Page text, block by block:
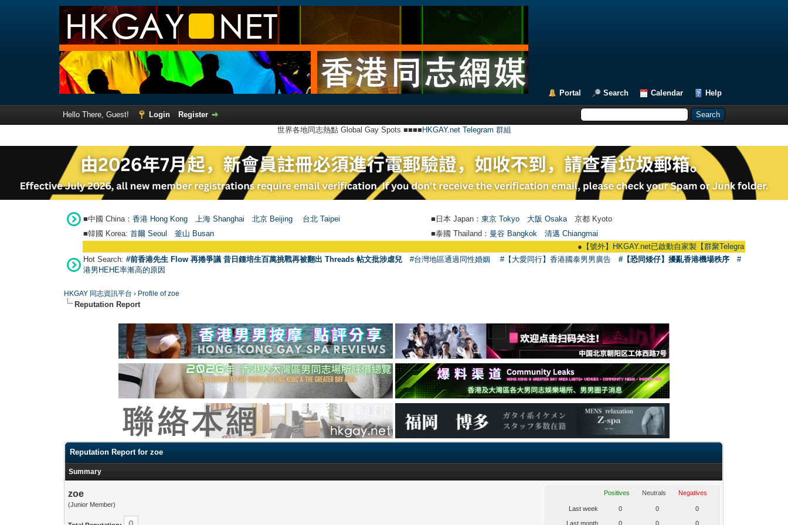
Portal Search Calendar Help
Hello There, Guest! Login
Register
世界各地同志熱點 Global Gay Spots ■■■■ HKGAY.net Telegram 群組
■中國 China： 香港 Hong Kong 上海 Shanghai 北京 Beijing 台北 Taipei ■日本 Japan： 東京 Tokyo 大阪 Osaka 京都 Kyoto
■韓國 Korea: 首爾 Seou 釜山 Busan ■泰國 Thailand： 曼谷 Bangkok
清邁 Chiangmai
【號外】HKGAY.net已啟動自家製【群聚Telegram群組】
Hot Search: #前香港先生 Flow 再捲爭議 昔日鍾培生百萬挑戰再被翻出 Threads 帖文批涉虐兒 #台灣地區通過同性婚姻 #【大愛同行】香港國泰男男廣告 #【恐同矮仔】擾亂香港機場秩序
#
港男HEHE率漸高的原因
HKGAY 同志資訊平台 › Profile of zoe
Reputation Report
Reputation Report for zoe
Summary
zoe
(Junior Member)
Positives Neutrals Negatives
Last week 0 0 0
Last month 0 0 0